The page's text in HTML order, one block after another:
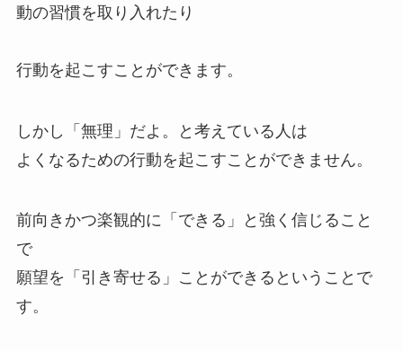
動の習慣を取り入れたり
行動を起こすことができます。
しかし「無理」だよ。と考えている人は
よくなるための行動を起こすことができません。
前向きかつ楽観的に「できる」と強く信じること
で
願望を「引き寄せる」ことができるということで
す。